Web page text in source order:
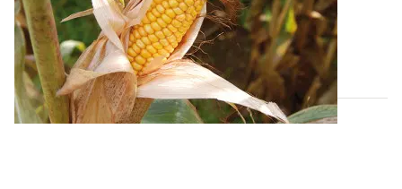
Découvrez, par région et par groupe de précocité, le
comportement des variétés de maïs...
05 DÉC. 2025